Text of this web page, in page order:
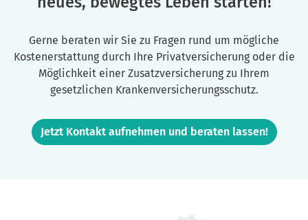
Gerne beraten wir Sie zu Fragen rund um mögliche
Kostenerstattung durch Ihre Privatversicherung oder die
Möglichkeit einer Zusatzversicherung zu Ihrem
gesetzlichen Krankenversicherungsschutz.
Jetzt Kontakt aufnehmen und beraten lassen!